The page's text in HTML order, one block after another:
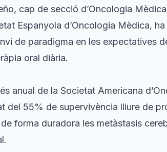
cap de secció d’Oncologia
Espanyola d’Oncologia Mèdica,
de paradigma en les expectatives
oral diària.
anual de la Societat Americana
del 55% de supervivència lliure de
forma duradora les metàstasis